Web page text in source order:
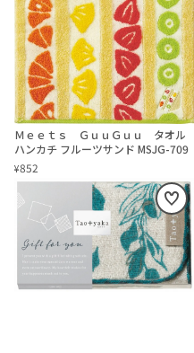
Ｍｅｅｔｓ ＧｕｕＧｕｕ タオル
ハンカチ フルーツサンド MSJG-709
¥852